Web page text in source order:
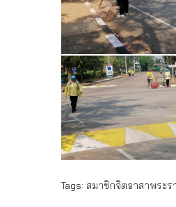
Tags: สมาชิกจิตอาสาพระ